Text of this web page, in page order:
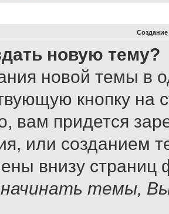
новую тему?
новой темы в
кнопку
вам придется
или созданием
внизу
начинать темы,